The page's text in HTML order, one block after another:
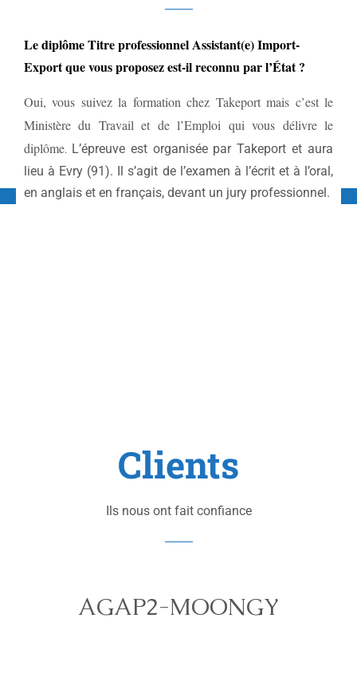
Le diplôme Titre professionnel Assistant(e) Import-
Export que vous proposez est-il reconnu par l’État ?
Oui, vous suivez la formation chez Takeport mais c’est le
Ministère du Travail et de l’Emploi qui vous délivre le
diplôme. L’épreuve est organisée par Takeport et aura
lieu à Evry (91). Il s’agit de l’examen à l’écrit et à l’oral,
en anglais et en français, devant un jury professionnel.
Clients
Ils nous ont fait confiance
ATERMES